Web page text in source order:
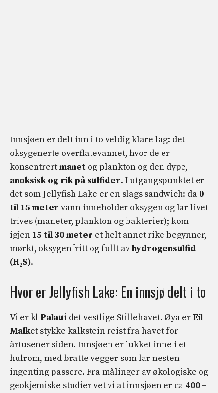
Innsjøen er delt inn i to veldig klare lag: det
oksygenerte overflatevannet, hvor de er
konsentrertmanet og plankton og den dype,
anoksisk og rik på sulfider. I utgangspunktet er
det som Jellyfish Lake er en slags sandwich: da 0
til 15 meter vann inneholder oksygen og lar livet
trives (maneter, plankton og bakterier); kom
igjen 15 til 30 meter et helt annet rike begynner,
mørkt, oksygenfritt og fullt avhydrogensulfid
(H₂S).
Hvor er Jellyfish Lake: En innsjø delt i to
Vi er kl Palaui det vestlige Stillehavet. Øya erEil
Malket stykke kalkstein reist fra havet for
årtusener siden. Innsjøen er lukket inne i et
hulrom, med bratte vegger som lar nesten
ingenting passere. Fra målinger av økologiske og
geokjemiske studier vet vi at innsjøen er ca 400 –